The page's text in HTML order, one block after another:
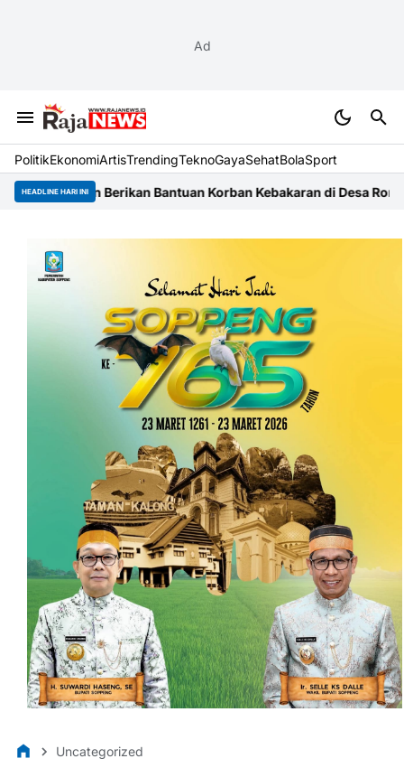
Ad
PolitikEkonomiArtisTrendingTeknoGayaSehatBolaSport
HEADLINE HARI INI
dan Berikan Bantuan Korban Kebakaran di Desa Rompegading
Uncategorized